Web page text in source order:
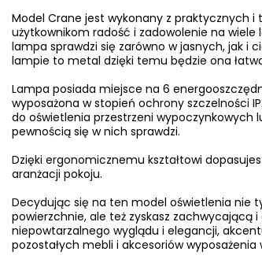
Model Crane jest wykonany z praktycznych i
użytkownikom radość i zadowolenie na
lampa sprawdzi się zarówno w jasnych, jak i
lampie to metal dzięki temu będzie ona
Lampa posiada miejsce na 6
wyposażona w stopień ochrony szczelności
do oświetlenia przestrzeni wypoczynkowych
pewnością się w nich sprawdzi.
Dzięki ergonomicznemu kształtowi
aranżacji pokoju.
Decydując się na ten model oświetlenia nie
powierzchnie, ale też zyskasz
niepowtarzalnego wyglądu i elegancji,
pozostałych mebli i akcesoriów wyposażenia